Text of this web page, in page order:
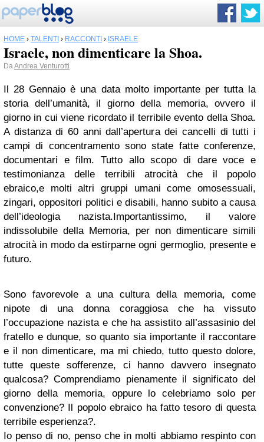
HOME › TALENTI › RACCONTI › ISRAELE
Israele, non dimenticare la Shoa.
DaAndrea Venturotti
Il 28 Gennaio è una data molto importante per tutta la
storia dell’umanità, il giorno della memoria, ovvero il
giorno in cui viene ricordato il terribile evento della Shoa.
A distanza di 60 anni dall’apertura dei cancelli di tutti i
campi di concentramento sono state fatte conferenze,
documentari e film. Tutto allo scopo di dare voce e
testimonianza delle terribili atrocità che il popolo
ebraico,e molti altri gruppi umani come omosessuali,
zingari, oppositori politici e disabili, hanno subito a causa
dell’ideologia nazista.Importantissimo, il valore
indissolubile della Memoria, per non dimenticare simili
atrocità in modo da estirparne ogni germoglio, presente e
futuro.
Sono favorevole a una cultura della memoria, come
nipote di una donna coraggiosa che ha vissuto
l’occupazione nazista e che ha assistito all’assasinio del
fratello e dunque, so quanto sia importante il raccontare
e il non dimenticare, ma mi chiedo, tutto questo dolore,
tutte queste sofferenze, ci hanno davvero insegnato
qualcosa? Comprendiamo pienamente il significato del
giorno della memoria, oppure lo celebriamo solo per
convenzione? Il popolo ebraico ha fatto tesoro di questa
terribile esperienza?.
Io penso di no, penso che in molti abbiamo respinto con